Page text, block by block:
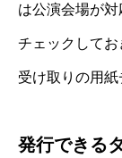
は公演会場が
チェックして
受け取りの用紙
発行できる